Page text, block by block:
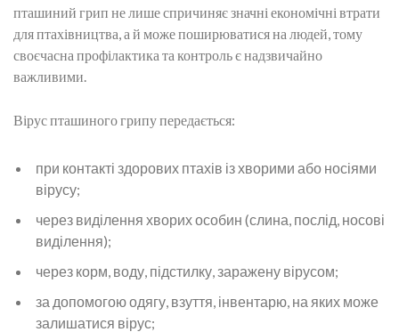
пташиний грип не лише спричиняє значні економічні втрати
для птахівництва, а й може поширюватися на людей, тому
своєчасна профілактика та контроль є надзвичайно
важливими.
Вірус пташиного грипу передається:
при контакті здорових птахів із хворими або носіями
вірусу;
через виділення хворих особин (слина, послід, носові
виділення);
через корм, воду, підстилку, заражену вірусом;
за допомогою одягу, взуття, інвентарю, на яких може
залишатися вірус;